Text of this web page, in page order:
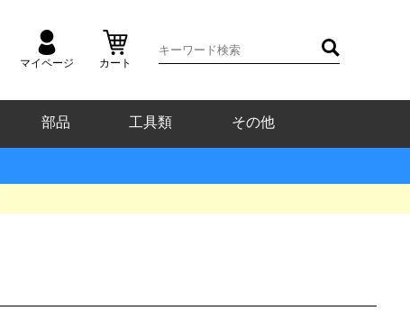
マイページ カート
部品 工具類 その他